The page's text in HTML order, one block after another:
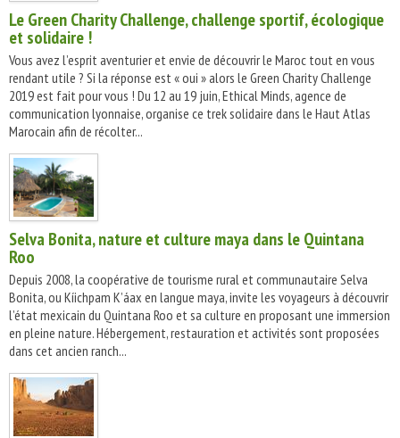
Le Green Charity Challenge, challenge sportif, écologique
et solidaire !
Vous avez l’esprit aventurier et envie de découvrir le Maroc tout en vous
rendant utile ? Si la réponse est « oui » alors le Green Charity Challenge
2019 est fait pour vous ! Du 12 au 19 juin, Ethical Minds, agence de
communication lyonnaise, organise ce trek solidaire dans le Haut Atlas
Marocain afin de récolter...
Selva Bonita, nature et culture maya dans le Quintana
Roo
Depuis 2008, la coopérative de tourisme rural et communautaire Selva
Bonita, ou Kíichpam K’áax en langue maya, invite les voyageurs à découvrir
l’état mexicain du Quintana Roo et sa culture en proposant une immersion
en pleine nature. Hébergement, restauration et activités sont proposées
dans cet ancien ranch...